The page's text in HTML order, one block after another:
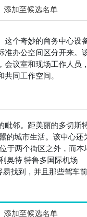
添加至候选名单
这个奇妙的商务中心设
准办公空间区分开来。
议室和现场工作人员，
同工作空间。
毗邻。距美丽的多切斯
的城市生活。该中心还
于两个街区之外，而本
奥特·特鲁多国际机场
易找到，并且那些驾车前
添加至候选名单